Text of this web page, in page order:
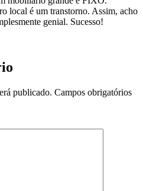
local é um transtorno. Assim, acho
genial. Sucesso!
publicado. Campos obrigatórios